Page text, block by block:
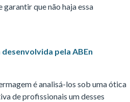
que não haja essa
pela ABEn
é analisá-los sob uma ótica
de profissionais um desses